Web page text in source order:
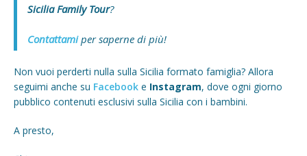
Sicilia Family Tour?
Contattamiper saperne di più!
Non vuoi perderti nulla sulla Sicilia formato famiglia? Allora
seguimi anche su Facebook e Instagram, dove ogni giorno
pubblico contenuti esclusivi sulla Sicilia con i bambini.
A presto,